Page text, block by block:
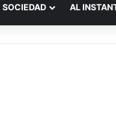
SOCIEDAD AL